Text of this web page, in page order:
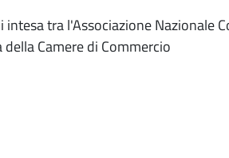
tra l'Associazione Nazionale
Camere di Commercio